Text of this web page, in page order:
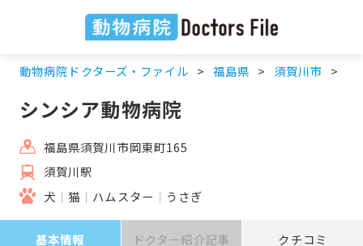
動物病院ドクターズ・ファイル 福島県 須賀川市
シンシア動物病院
福島県須賀川市岡東町165
須賀川駅
犬
猫 ハムスター うさぎ
基本情報 ドクター紹介記事 クチコミ